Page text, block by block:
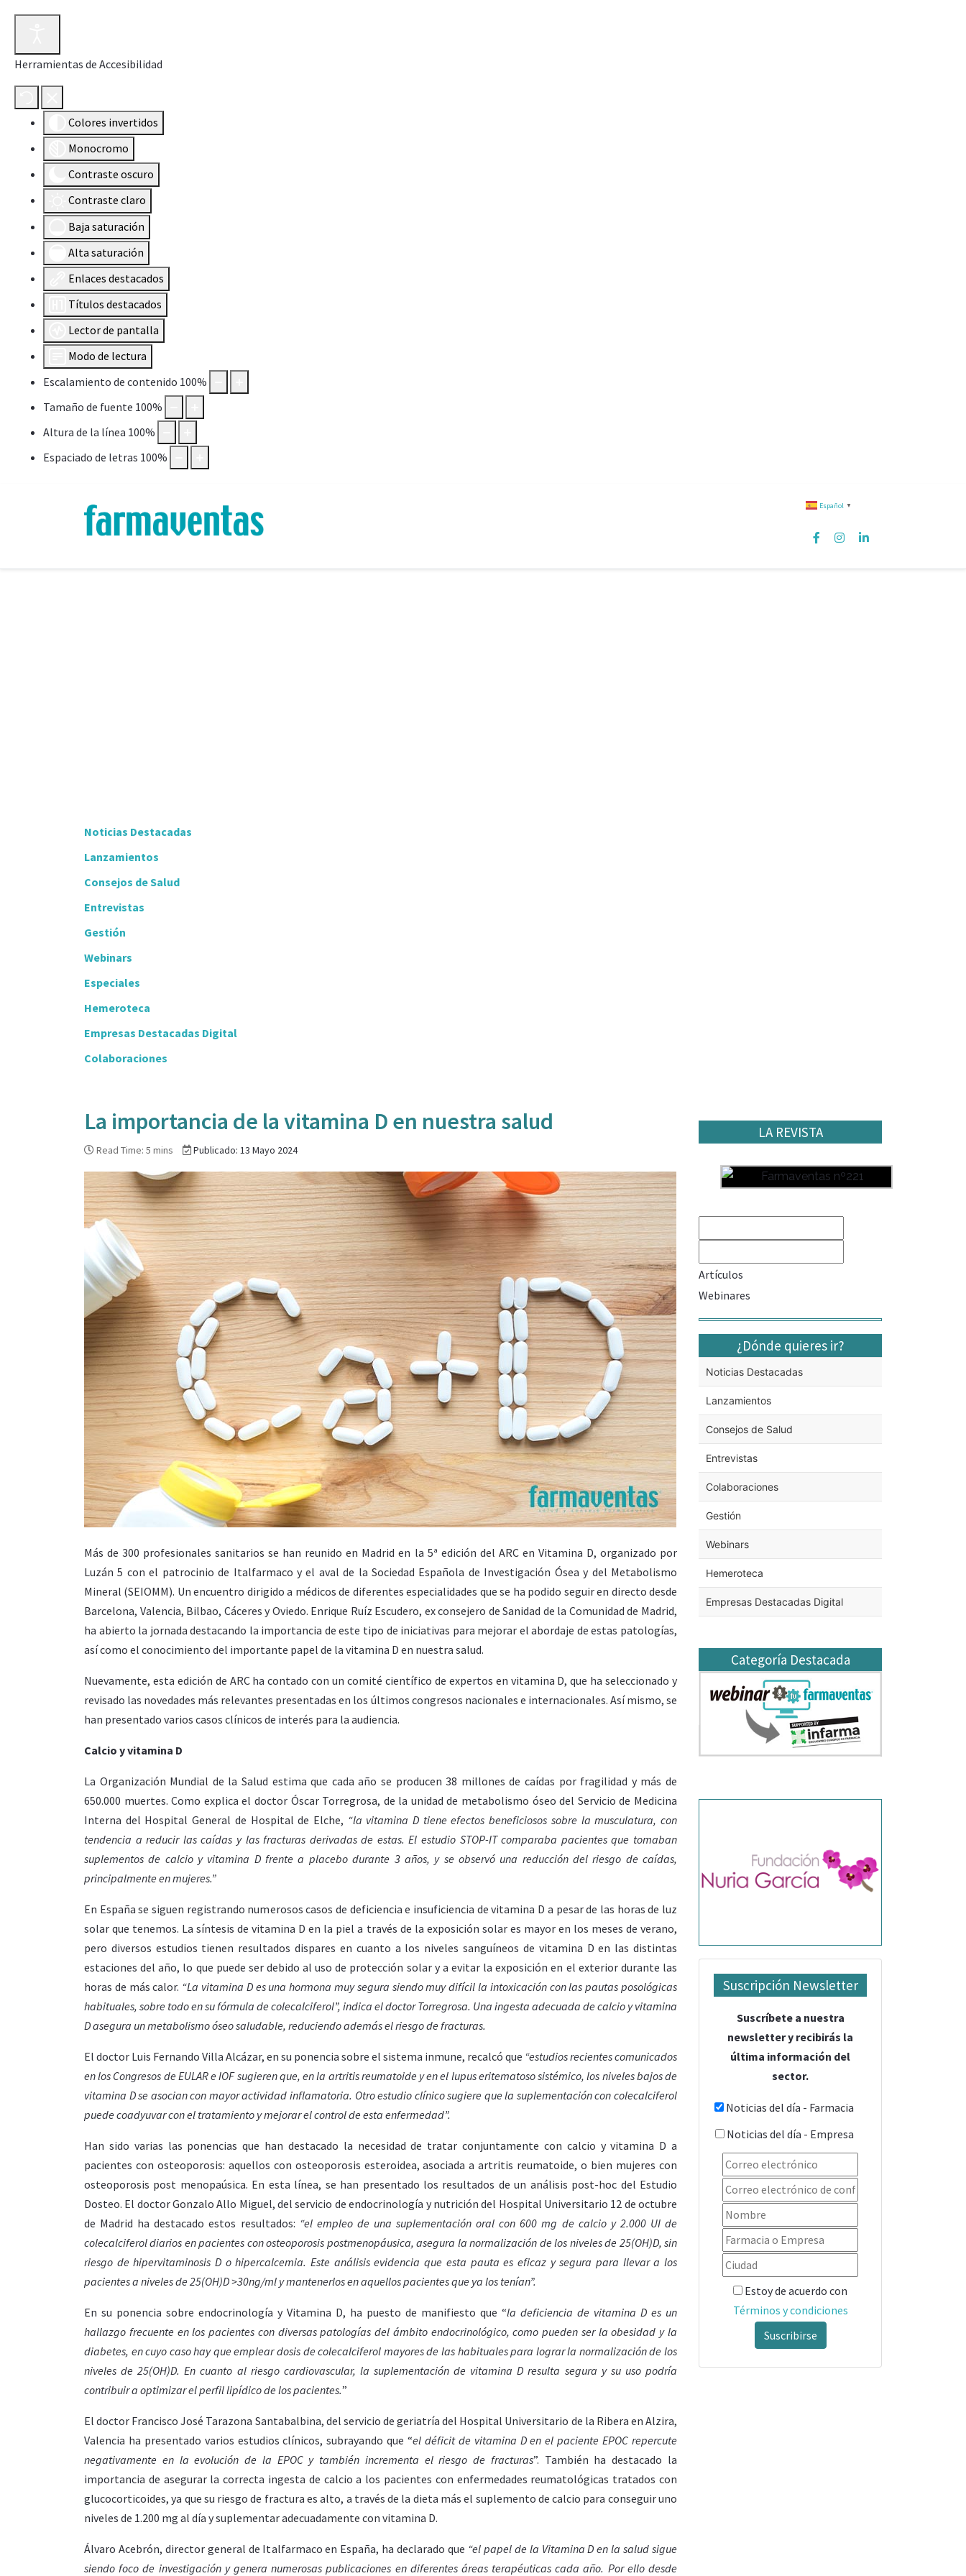
Herramientas de Accesibilidad
Colores invertidos
Monocromo
Contraste oscuro
Contraste claro
Baja saturación
Alta saturación
Enlaces destacados
Títulos destacados
Lector de pantalla
Modo de lectura
Escalamiento de contenido 100%
Tamaño de fuente 100%
Altura de la línea 100%
Espaciado de letras 100%
Español ▼
Noticias Destacadas
Lanzamientos
Consejos de Salud
Entrevistas
Gestión
Webinars
Especiales
Hemeroteca
Empresas Destacadas Digital
Colaboraciones
La importancia de la vitamina D en nuestra salud
Read Time: 5 mins Publicado: 13 Mayo 2024
Más de 300 profesionales sanitarios se han reunido en Madrid en la 5ª edición del ARC en Vitamina D, organizado por
Luzán 5 con el patrocinio de Italfarmaco y el aval de la Sociedad Española de Investigación Ósea y del Metabolismo
Mineral (SEIOMM). Un encuentro dirigido a médicos de diferentes especialidades que se ha podido seguir en directo desde
Barcelona, Valencia, Bilbao, Cáceres y Oviedo. Enrique Ruíz Escudero, ex consejero de Sanidad de la Comunidad de Madrid,
ha abierto la jornada destacando la importancia de este tipo de iniciativas para mejorar el abordaje de estas patologías,
así como el conocimiento del importante papel de la vitamina D en nuestra salud.
Nuevamente, esta edición de ARC ha contado con un comité científico de expertos en vitamina D, que ha seleccionado y
revisado las novedades más relevantes presentadas en los últimos congresos nacionales e internacionales. Así mismo, se
han presentado varios casos clínicos de interés para la audiencia.
Calcio y vitamina D
La Organización Mundial de la Salud estima que cada año se producen 38 millones de caídas por fragilidad y más de
650.000 muertes. Como explica el doctor Óscar Torregrosa, de la unidad de metabolismo óseo del Servicio de Medicina
Interna del Hospital General de Hospital de Elche, “la vitamina D tiene efectos beneficiosos sobre la musculatura, con
tendencia a reducir las caídas y las fracturas derivadas de estas. El estudio STOP-IT comparaba pacientes que tomaban
suplementos de calcio y vitamina D frente a placebo durante 3 años, y se observó una reducción del riesgo de caídas,
principalmente en mujeres.”
En España se siguen registrando numerosos casos de deficiencia e insuficiencia de vitamina D a pesar de las horas de luz
solar que tenemos. La síntesis de vitamina D en la piel a través de la exposición solar es mayor en los meses de verano,
pero diversos estudios tienen resultados dispares en cuanto a los niveles sanguíneos de vitamina D en las distintas
estaciones del año, lo que puede ser debido al uso de protección solar y a evitar la exposición en el exterior durante las
horas de más calor. “La vitamina D es una hormona muy segura siendo muy difícil la intoxicación con las pautas posológicas
habituales, sobre todo en su fórmula de colecalciferol”, indica el doctor Torregrosa. Una ingesta adecuada de calcio y vitamina
D asegura un metabolismo óseo saludable, reduciendo además el riesgo de fracturas.
El doctor Luis Fernando Villa Alcázar, en su ponencia sobre el sistema inmune, recalcó que “estudios recientes comunicados
en los Congresos de EULAR e IOF sugieren que, en la artritis reumatoide y en el lupus eritematoso sistémico, los niveles bajos de
vitamina D se asocian con mayor actividad inflamatoria. Otro estudio clínico sugiere que la suplementación con colecalciferol
puede coadyuvar con el tratamiento y mejorar el control de esta enfermedad”.
Han sido varias las ponencias que han destacado la necesidad de tratar conjuntamente con calcio y vitamina D a
pacientes con osteoporosis: aquellos con osteoporosis esteroidea, asociada a artritis reumatoide, o bien mujeres con
osteoporosis post menopaúsica. En esta línea, se han presentado los resultados de un análisis post-hoc del Estudio
Dosteo. El doctor Gonzalo Allo Miguel, del servicio de endocrinología y nutrición del Hospital Universitario 12 de octubre
de Madrid ha destacado estos resultados: “el empleo de una suplementación oral con 600 mg de calcio y 2.000 UI de
colecalciferol diarios en pacientes con osteoporosis postmenopáusica, asegura la normalización de los niveles de 25(OH)D, sin
riesgo de hipervitaminosis D o hipercalcemia.Este análisis evidencia que esta pauta es eficaz y segura para llevar a los
pacientes a niveles de 25(OH)D >30ng/ml y mantenerlos en aquellos pacientes que ya los tenían”.
En su ponencia sobre endocrinología y Vitamina D, ha puesto de manifiesto que “la deficiencia de vitamina D es un
hallazgo frecuente en los pacientes con diversas patologías del ámbito endocrinológico, como pueden ser la obesidad y la
diabetes, en cuyo caso hay que emplear dosis de colecalciferol mayores de las habituales para lograr la normalización de los
niveles de 25(OH)D. En cuanto al riesgo cardiovascular, la suplementación de vitamina D resulta segura y su uso podría
contribuir a optimizar el perfil lipídico de los pacientes.”
El doctor Francisco José Tarazona Santabalbina, del servicio de geriatría del Hospital Universitario de la Ribera en Alzira,
Valencia ha presentado varios estudios clínicos, subrayando que “el déficit de vitamina D en el paciente EPOC repercute
negativamente en la evolución de la EPOC y también incrementa el riesgo de fracturas”. También ha destacado la
importancia de asegurar la correcta ingesta de calcio a los pacientes con enfermedades reumatológicas tratados con
glucocorticoides, ya que su riesgo de fractura es alto, a través de la dieta más el suplemento de calcio para conseguir uno
niveles de 1.200 mg al día y suplementar adecuadamente con vitamina D.
Álvaro Acebrón, director general de Italfarmaco en España, ha declarado que “el papel de la Vitamina D en la salud sigue
siendo foco de investigación y genera numerosas publicaciones en diferentes áreas terapéuticas cada año. Por ello desde
LA REVISTA
Artículos
Webinares
¿Dónde quieres ir?
Noticias Destacadas
Lanzamientos
Consejos de Salud
Entrevistas
Colaboraciones
Gestión
Webinars
Hemeroteca
Empresas Destacadas Digital
Categoría Destacada
Suscripción Newsletter
Suscríbete a nuestra
newsletter y recibirás la
última información del
sector.
Noticias del día - Farmacia
Noticias del día - Empresa
Estoy de acuerdo con
Términos y condiciones
Suscribirse